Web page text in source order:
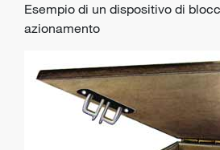
Esempio di un dispositivo di
azionamento